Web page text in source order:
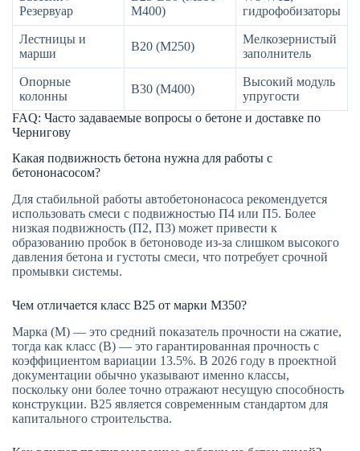
Резервуар
М400)
гидрофобизаторы
Лестницы и
марши
В20 (М250)
Мелкозернистый
заполнитель
Опорные
колонны
В30 (М400)
Высокий модуль
упругости
FAQ: Часто задаваемые вопросы о бетоне и доставке по
Чернигову
Какая подвижность бетона нужна для работы с
бетононасосом?
Для стабильной работы автобетононасоса рекомендуется
использовать смеси с подвижностью П4 или П5. Более
низкая подвижность (П2, П3) может привести к
образованию пробок в бетоноводе из-за слишком высокого
давления бетона и густоты смеси, что потребует срочной
промывки системы.
Чем отличается класс В25 от марки М350?
Марка (М) — это средний показатель прочности на сжатие,
тогда как класс (В) — это гарантированная прочность с
коэффициентом вариации 13.5%. В 2026 году в проектной
документации обычно указывают именно классы,
поскольку они более точно отражают несущую способность
конструкции. В25 является современным стандартом для
капитального строительства.